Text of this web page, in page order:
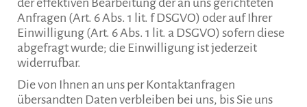
der effektiven Bearbeitung der an uns gerichteten
Anfragen (Art. 6 Abs. 1 lit. f DSGVO) oder auf Ihrer
Einwilligung (Art. 6 Abs. 1 lit. a DSGVO) sofern diese
abgefragt wurde; die Einwilligung ist jederzeit
widerrufbar.
Die von Ihnen an uns per Kontaktanfragen
übersandten Daten verbleiben bei uns, bis Sie uns